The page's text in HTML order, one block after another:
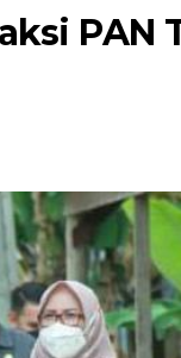
PAN